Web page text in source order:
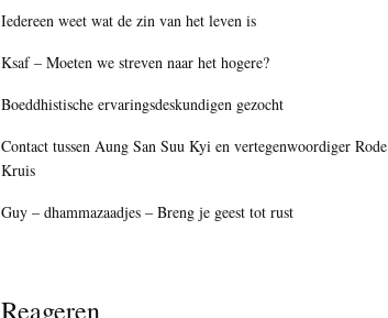
Iedereen weet wat de zin van het leven is
Ksaf – Moeten we streven naar het hogere?
Boeddhistische ervaringsdeskundigen gezocht
Contact tussen Aung San Suu Kyi en vertegenwoordiger Rode
Kruis
Guy – dhammazaadjes – Breng je geest tot rust
Reageren